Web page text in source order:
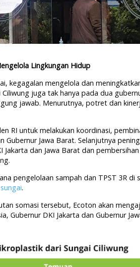
Lingkungan Hidup
kegagalan mengelola dan
juga tak hanya pada dua
jawab. Menurutnya, potret dan
RI untuk melakukan koordinasi,
Gubernur Jawa Barat. Selanjutnya
dan Jawa Barat dan
pengelolaan sampah dan TPST 3R di
.
somasi tersebut, Ecoton akan
Gubernur DKI Jakarta dan Gubernur